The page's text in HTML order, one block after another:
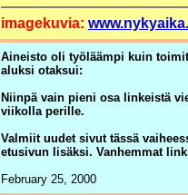
imagekuvia:
Aineisto oli työläämpi kuin
aluksi otaksui:
Niinpä vain pieni osa linkeistä
viikolla perille.
Valmiit uudet sivut tässä
etusivun lisäksi. Vanhemmat
February 25, 2000